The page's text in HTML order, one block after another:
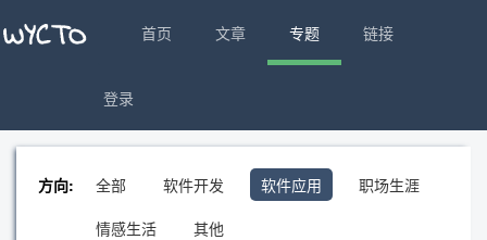
首页 文章 专题 链接
登录
方向: 全部 软件开发 软件应用
职场生涯
情感生活
其他